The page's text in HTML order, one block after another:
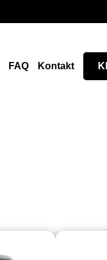
FAQ Kontakt